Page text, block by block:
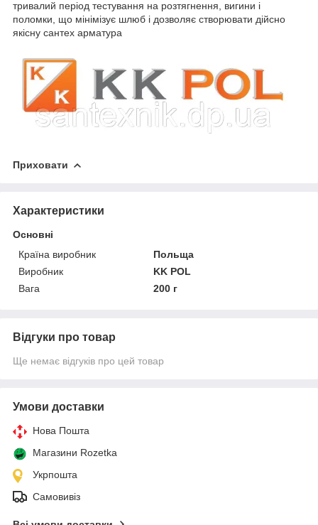
тривалий період тестування на розтягнення, вигини і
поломки, що мінімізує шлюб і дозволяє створювати дійсно
якісну сантех арматура
Приховати
Характеристики
Основні
Країна виробник
Польща
Виробник
KK POL
Вага
200 г
Відгуки про товар
Ще немає відгуків про цей товар
Умови доставки
Нова Пошта
Магазини Rozetka
Укрпошта
Самовивіз